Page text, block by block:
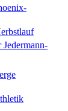
Jedermann-